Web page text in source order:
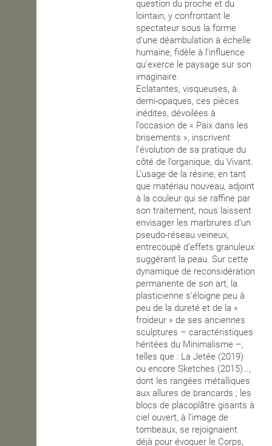
question du proche et du
lointain, y confrontant le
spectateur sous la forme
d’une déambulation à échelle
humaine, fidèle à l’influence
qu’exerce le paysage sur son
imaginaire.
Eclatantes, visqueuses, à
demi-opaques, ces pièces
inédites, dévoilées à
l’occasion de « Paix dans les
brisements », inscrivent
l’évolution de sa pratique du
côté de l’organique, du Vivant.
L’usage de la résine, en tant
que matériau nouveau, adjoint
à la couleur qui se raffine par
son traitement, nous laissent
envisager les marbrures d’un
pseudo-réseau veineux,
entrecoupé d’effets granuleux
suggérant la peau. Sur cette
dynamique de reconsidération
permanente de son art, la
plasticienne s’éloigne peu à
peu de la dureté et de la «
froideur » de ses anciennes
sculptures – caractéristiques
héritées du Minimalisme –,
telles que : La Jetée (2019)
ou encore Sketches (2015)…,
dont les rangées métalliques
aux allures de brancards ; les
blocs de placoplâtre gisants à
ciel ouvert, à l’image de
tombeaux, se rejoignaient
déjà pour évoquer le Corps,